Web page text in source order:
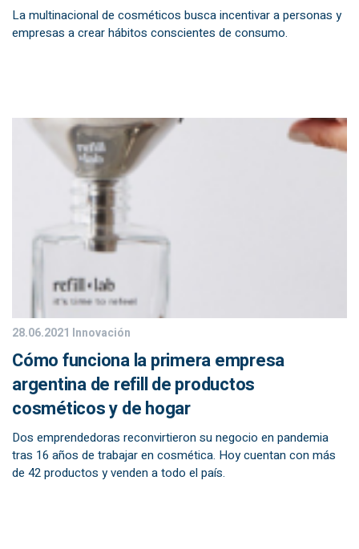
La multinacional de cosméticos busca incentivar a personas y
empresas a crear hábitos conscientes de consumo.
28.06.2021 Innovación
Cómo funciona la primera empresa
argentina de refill de productos
cosméticos y de hogar
Dos emprendedoras reconvirtieron su negocio en pandemia
tras 16 años de trabajar en cosmética. Hoy cuentan con más
de 42 productos y venden a todo el país.